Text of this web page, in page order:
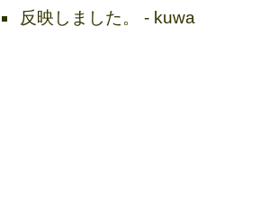
反映しました。 - kuwa